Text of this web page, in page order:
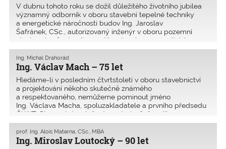
V dubnu tohoto roku se dožil důležitého životního jubilea
významný odborník v oboru stavební tepelné techniky
a energetické náročnosti budov Ing. Jaroslav
Šafránek, CSc., autorizovaný inženýr v oboru pozemní
stavby, zkoušení a diagnostika staveb a energetické
auditorst
Ing. Václav Mach – 75 let
Ing. Michal Drahorád
Hledáme-li v posledním čtvrtstoletí v oboru stavebnictví
a projektování někoho skutečně známého
a respektovaného, nemůžeme pominout jméno
Ing. Václava Macha, spoluzakladatele a prvního předsedu
ČKAIT. Slavnostním složením autorizačního slibu 25.
listopadu 1992 se Vác
Ing. Miroslav Loutocký – 90 let
prof. Ing. Alois Materna, CSc., MBA